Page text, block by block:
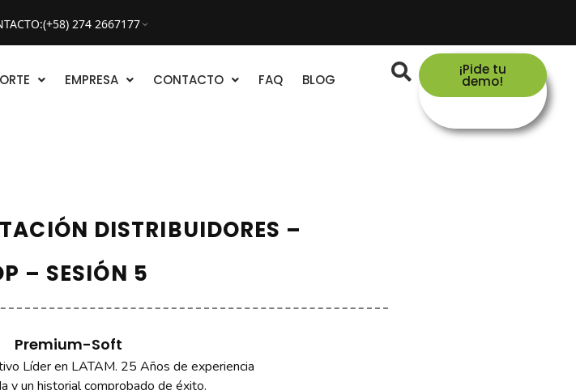
:(+58) 274 2667177
EMPRESA CONTACTO FAQ BLOG
¡Pide tu
demo!
DISTRIBUIDORES –
– SESIÓN 5
Premium-Soft
Líder en LATAM. 25 Años de experiencia
y un historial comprobado de éxito.